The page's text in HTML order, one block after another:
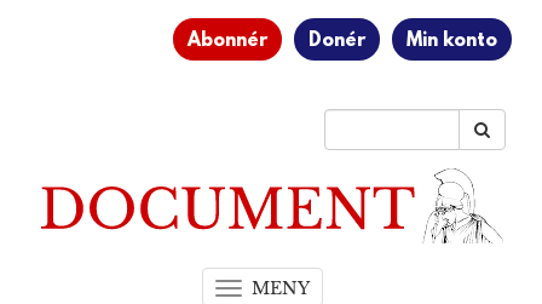
Abonnér Donér Min konto
MENYT